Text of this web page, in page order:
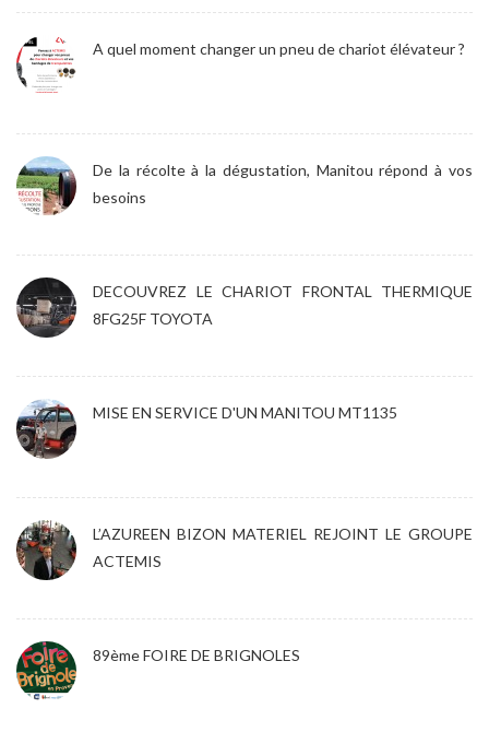
A quel moment changer un pneu de chariot élévateur ?
De la récolte à la dégustation, Manitou répond à vos
besoins
DECOUVREZ LE CHARIOT FRONTAL THERMIQUE
8FG25F TOYOTA
MISE EN SERVICE D'UN MANITOU MT1135
L’AZUREEN BIZON MATERIEL REJOINT LE GROUPE
ACTEMIS
89ème FOIRE DE BRIGNOLES